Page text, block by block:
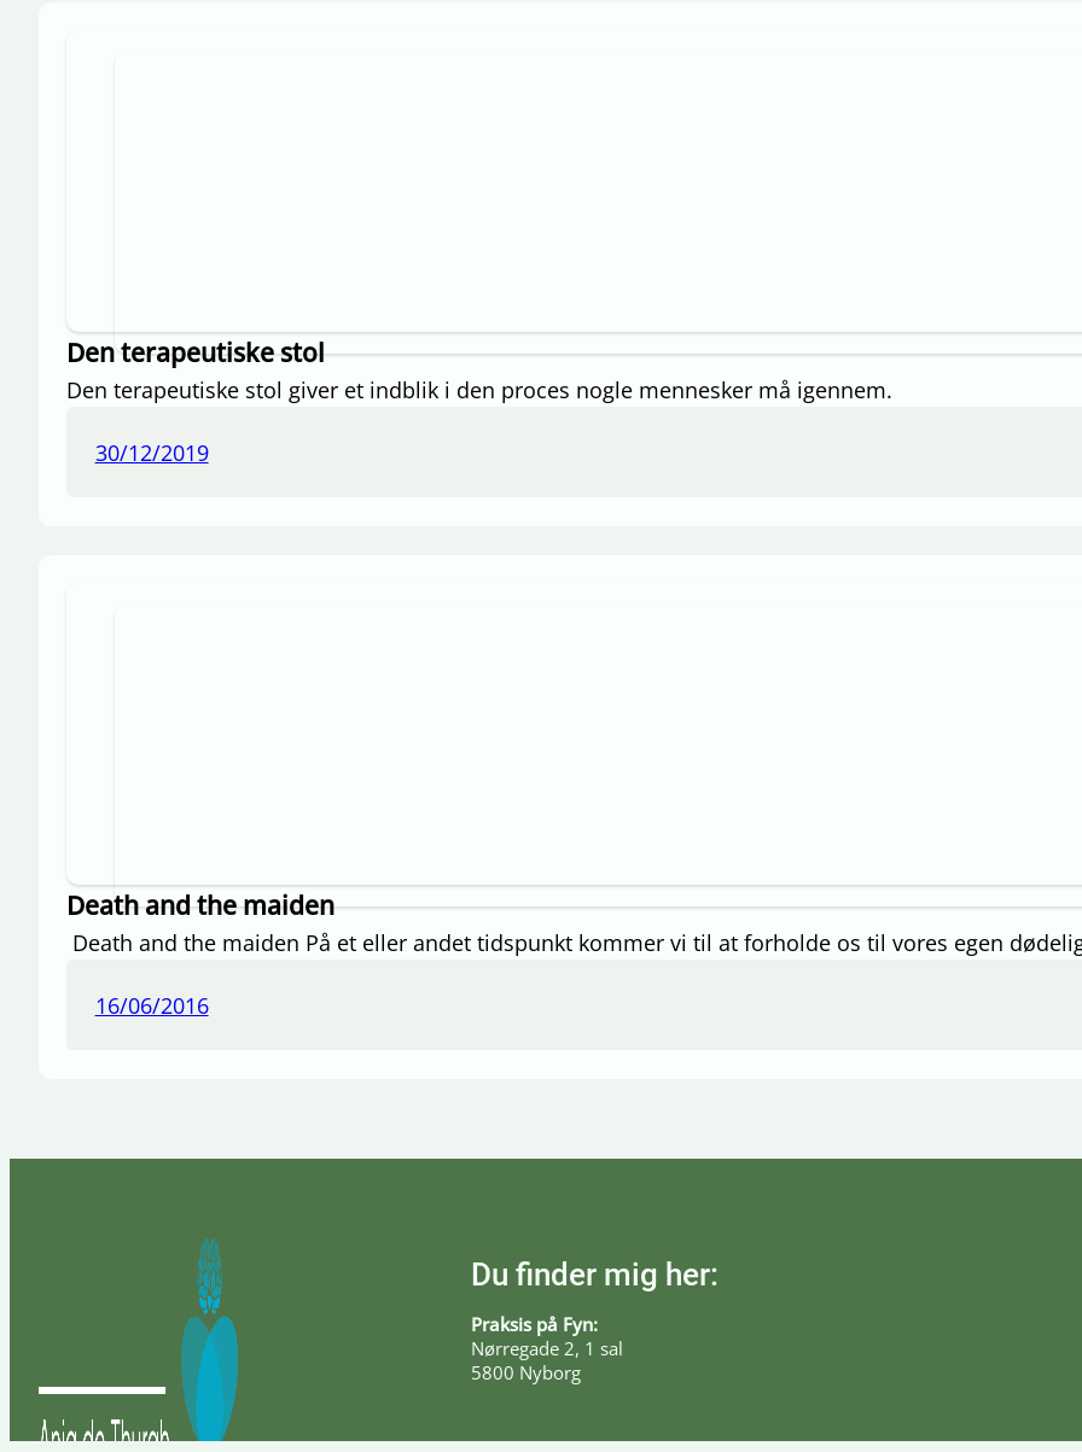
Den terapeutiske stol
Den terapeutiske stol giver et indblik i den proces nogle mennesker må igennem.
30/12/2019
Death and the maiden
Death and the maiden På et eller andet tidspunkt kommer vi til at forholde os til vores egen
16/06/2016
Du finder mig her:
Praksis på Fyn:
Nørregade 2, 1 sal
5800 Nyborg